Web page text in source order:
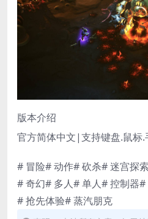
版本介绍
官方简体中文|支持键盘.鼠标.
# 冒险# 动作# 砍杀# 迷宫探
# 奇幻# 多人# 单人# 控制器
# 抢先体验# 蒸汽朋克